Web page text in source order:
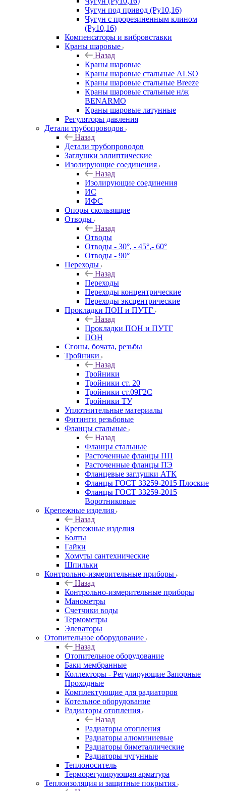
Чугун под привод (Ру10,16)
Чугун с прорезиненным клином
(Ру10,16)
Компенсаторы и вибровставки
Краны шаровые
Назад
Краны шаровые
Краны шаровые стальные ALSO
Краны шаровые стальные Breeze
Краны шаровые стальные н/ж
BENARMO
Краны шаровые латунные
Регуляторы давления
Детали трубопроводов
Назад
Детали трубопроводов
Заглушки эллиптические
Изолирующие соединения
Назад
Изолирующие соединения
ИС
ИФС
Опоры скользящие
Отводы
Назад
Отводы
Отводы - 30°, - 45°,- 60°
Отводы - 90°
Переходы
Назад
Переходы
Переходы концентрические
Переходы эксцентрические
Прокладки ПОН и ПУТГ
Назад
Прокладки ПОН и ПУТГ
ПОН
Сгоны, бочата, резьбы
Тройники
Назад
Тройники
Тройники ст. 20
Тройники ст.09Г2С
Тройники ТУ
Уплотнительные материалы
Фитинги резьбовые
Фланцы стальные
Назад
Фланцы стальные
Расточенные фланцы ПП
Расточенные фланцы ПЭ
Фланцевые заглушки АТК
Фланцы ГОСТ 33259-2015 Плоские
Фланцы ГОСТ 33259-2015
Воротниковые
Крепежные изделия
Назад
Крепежные изделия
Болты
Гайки
Хомуты сантехнические
Шпильки
Контрольно-измерительные приборы
Назад
Контрольно-измерительные приборы
Манометры
Счетчики воды
Термометры
Элеваторы
Отопительное оборудование
Назад
Отопительное оборудование
Баки мембранные
Коллекторы - Регулирующие Запорные
Проходные
Комплектующие для радиаторов
Котельное оборудование
Радиаторы отопления
Назад
Радиаторы отопления
Радиаторы алюминиевые
Радиаторы биметаллические
Радиаторы чугунные
Теплоноситель
Терморегулирующая арматура
Теплоизоляция и защитные покрытия